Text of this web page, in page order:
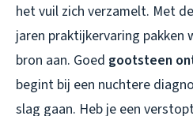
het vuil zich verzamelt. Met
jaren praktijkervaring pakken
bron aan. Goed gootsteen
begint bij een nuchtere
slag gaan. Heb je een